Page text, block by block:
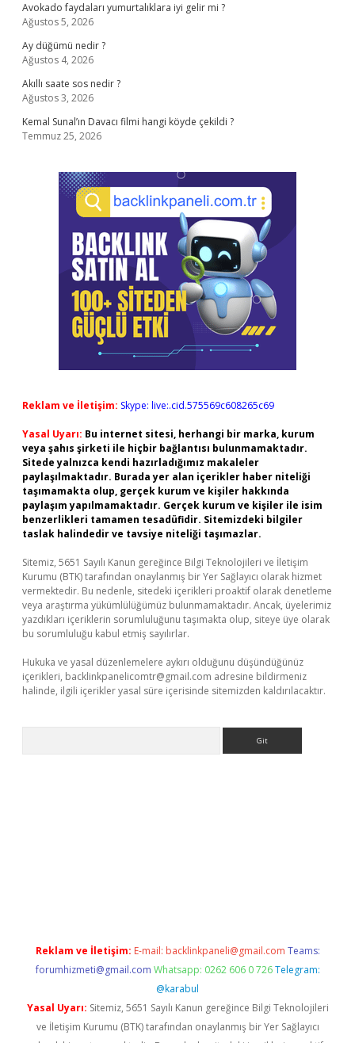
Avokado faydaları yumurtalıklara iyi gelir mi ?
Ağustos 5, 2026
Ay düğümü nedir ?
Ağustos 4, 2026
Akıllı saate sos nedir ?
Ağustos 3, 2026
Kemal Sunal’ın Davacı filmi hangi köyde çekildi ?
Temmuz 25, 2026
Reklam ve İletişim: Skype: live:.cid.575569c608265c69
Yasal Uyarı: Bu internet sitesi, herhangi bir marka, kurum
veya şahıs şirketi ile hiçbir bağlantısı bulunmamaktadır.
Sitede yalnızca kendi hazırladığımız makaleler
paylaşılmaktadır. Burada yer alan içerikler haber niteliği
taşımamakta olup, gerçek kurum ve kişiler hakkında
paylaşım yapılmamaktadır. Gerçek kurum ve kişiler ile isim
benzerlikleri tamamen tesadüfidir. Sitemizdeki bilgiler
taslak halindedir ve tavsiye niteliği taşımazlar.
Sitemiz, 5651 Sayılı Kanun gereğince Bilgi Teknolojileri ve İletişim
Kurumu (BTK) tarafından onaylanmış bir Yer Sağlayıcı olarak hizmet
vermektedir. Bu nedenle, sitedeki içerikleri proaktif olarak denetleme
veya araştırma yükümlülüğümüz bulunmamaktadır. Ancak, üyelerimiz
yazdıkları içeriklerin sorumluluğunu taşımakta olup, siteye üye olarak
bu sorumluluğu kabul etmiş sayılırlar.
Hukuka ve yasal düzenlemelere aykırı olduğunu düşündüğünüz
içerikleri, backlinkpanelicomtr@gmail.com adresine bildirmeniz
halinde, ilgili içerikler yasal süre içerisinde sitemizden kaldırılacaktır.
Reklam ve İletişim: E-mail: backlinkpaneli@gmail.com Teams:
forumhizmeti@gmail.com Whatsapp: 0262 606 0 726 Telegram:
@karabul
Yasal Uyarı: Sitemiz, 5651 Sayılı Kanun gereğince Bilgi Teknolojileri
ve İletişim Kurumu (BTK) tarafından onaylanmış bir Yer Sağlayıcı